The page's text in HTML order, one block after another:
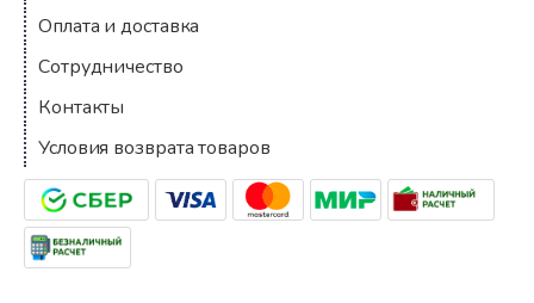
Оплата и доставка
Сотрудничество
Контакты
Условия возврата товаров